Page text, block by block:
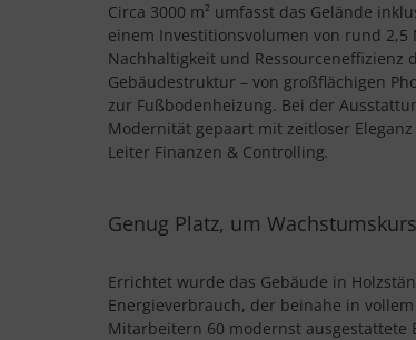
Circa 3000 m² umfasst das Gelände
einem Investitionsvolumen von rund 2,5
Nachhaltigkeit und Ressourceneffizienz
Gebäudestruktur – von großflächigen
zur Fußbodenheizung. Bei der
Modernität gepaart mit zeitloser
Leiter Finanzen & Controlling.
Genug Platz, um
Errichtet wurde das Gebäude in
Energieverbrauch, der beinahe in
Mitarbeitern 60 modernst ausgestattete